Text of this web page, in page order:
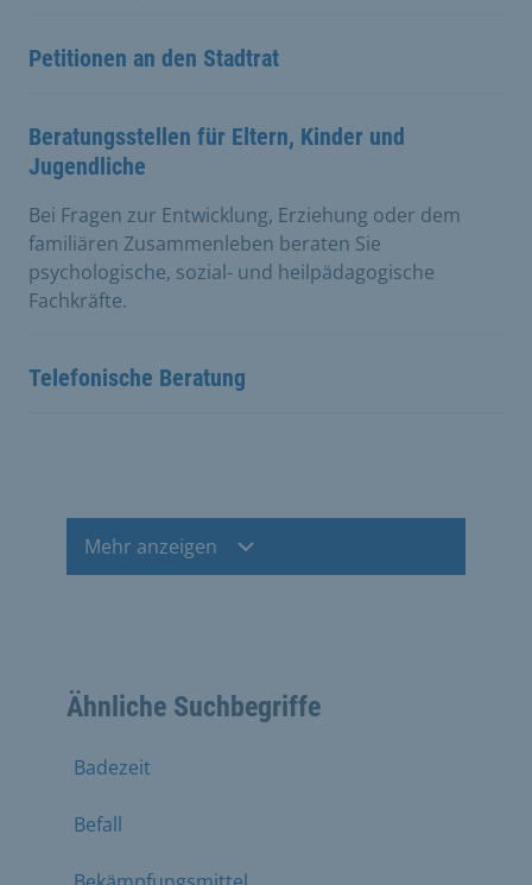
Petitionen an den Stadtrat
Beratungsstellen für Eltern, Kinder und
Jugendliche
Bei Fragen zur Entwicklung, Erziehung oder dem
familiären Zusammenleben beraten Sie
psychologische, sozial- und heilpädagogische
Fachkräfte.
Telefonische Beratung
Mehr anzeigen
Ähnliche Suchbegriffe
Badezeit
Befall